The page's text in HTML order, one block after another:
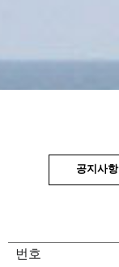
공지사항
번호